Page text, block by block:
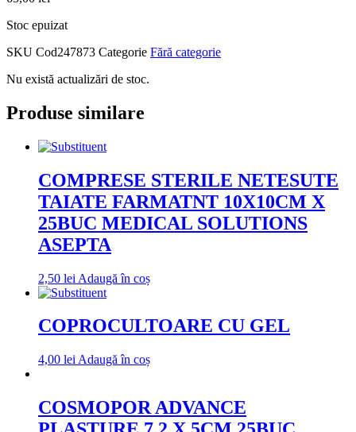
Stoc epuizat
SKU Cod247873 Categorie Fără categorie
Nu există actualizări de stoc.
Produse similare
COMPRESE STERILE NETESUTE
TAIATE FARMATNT 10X10CM X
25BUC MEDICAL SOLUTIONS
ASEPTA
2,50 lei Adaugă în coș
COPROCULTOARE CU GEL
4,00 lei Adaugă în coș
COSMOPOR ADVANCE